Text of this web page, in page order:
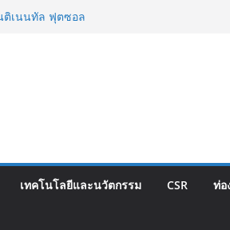
าภิบาล แจงชัด
งหาคมนี้
ารสนเทศการ
เทคโนโลยีและนวัตกรรม CSR ท่อ